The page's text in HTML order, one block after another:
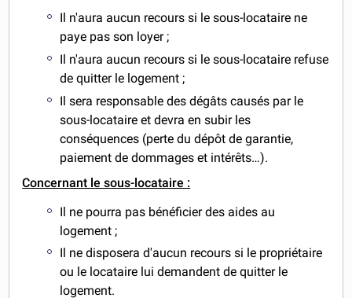
Il n'aura aucun recours si le sous-locataire ne
paye pas son loyer ;
Il n'aura aucun recours si le sous-locataire refuse
de quitter le logement ;
Il sera responsable des dégâts causés par le
sous-locataire et devra en subir les
conséquences (perte du dépôt de garantie,
paiement de dommages et intérêts…).
Concernant le sous-locataire :
Il ne pourra pas bénéficier des aides au
logement ;
Il ne disposera d'aucun recours si le propriétaire
ou le locataire lui demandent de quitter le
logement.